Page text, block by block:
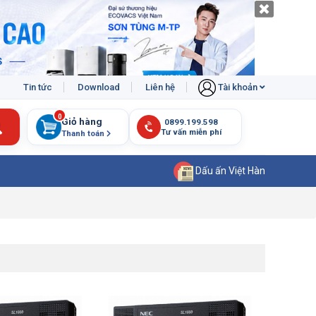
Tin tức Download Liên hệ Tài khoản
Giỏ hàng
Thanh toán
0
Dấu ấn Việt Hàn